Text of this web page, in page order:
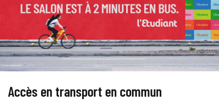
Accès en transport en commun